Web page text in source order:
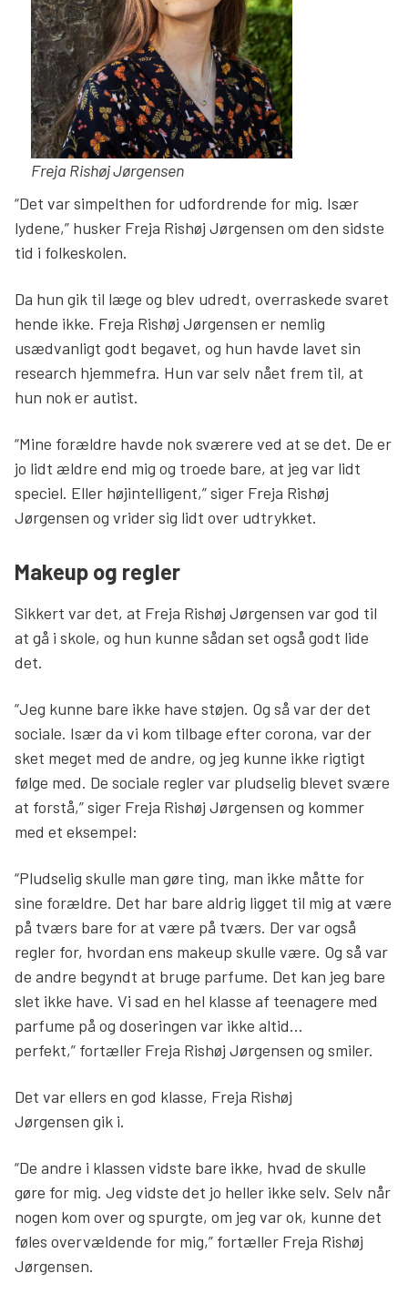
Freja Rishøj Jørgensen
“Det var simpelthen for udfordrende for mig. Især
lydene,” husker Freja Rishøj Jørgensen om den sidste
tid i folkeskolen.
Da hun gik til læge og blev udredt, overraskede svaret
hende ikke. Freja Rishøj Jørgensen er nemlig
usædvanligt godt begavet, og hun havde lavet sin
research hjemmefra. Hun var selv nået frem til, at
hun nok er autist.
“Mine forældre havde nok sværere ved at se det. De er
jo lidt ældre end mig og troede bare, at jeg var lidt
speciel. Eller højintelligent,” siger Freja Rishøj
Jørgensen og vrider sig lidt over udtrykket.
Makeup og regler
Sikkert var det, at Freja Rishøj Jørgensen var god til
at gå i skole, og hun kunne sådan set også godt lide
det.
“Jeg kunne bare ikke have støjen. Og så var der det
sociale. Især da vi kom tilbage efter corona, var der
sket meget med de andre, og jeg kunne ikke rigtigt
følge med. De sociale regler var pludselig blevet svære
at forstå,” siger Freja Rishøj Jørgensen og kommer
med et eksempel:
“Pludselig skulle man gøre ting, man ikke måtte for
sine forældre. Det har bare aldrig ligget til mig at være
på tværs bare for at være på tværs. Der var også
regler for, hvordan ens makeup skulle være. Og så var
de andre begyndt at bruge parfume. Det kan jeg bare
slet ikke have. Vi sad en hel klasse af teenagere med
parfume på og doseringen var ikke altid…
perfekt,” fortæller Freja Rishøj Jørgensen og smiler.
Det var ellers en god klasse, Freja Rishøj
Jørgensen gik i.
“De andre i klassen vidste bare ikke, hvad de skulle
gøre for mig. Jeg vidste det jo heller ikke selv. Selv når
nogen kom over og spurgte, om jeg var ok, kunne det
føles overvældende for mig,” fortæller Freja Rishøj
Jørgensen.